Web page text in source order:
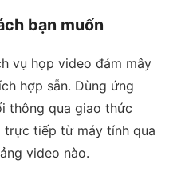
bạn muốn
vụ họp video đám mây
hợp sẵn. Dùng ứng
thông qua giao thức
trực tiếp từ máy tính qua
video nào.